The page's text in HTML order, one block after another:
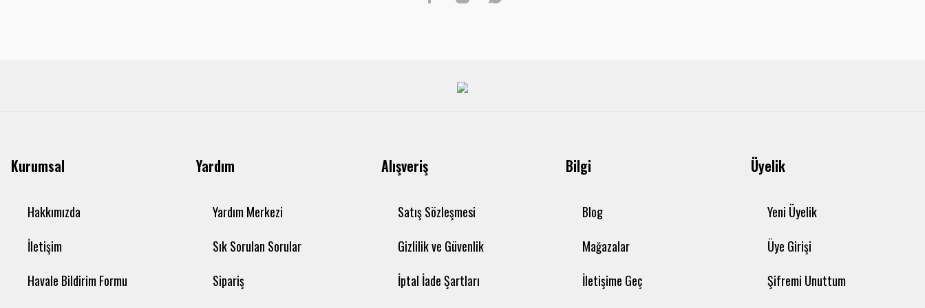
Kurumsal
Hakkımızda
İletişim
Havale Bildirim Formu
Yardım
Yardım Merkezi
Sık Sorulan Sorular
Sipariş
Alışveriş
Satış Sözleşmesi
Gizlilik ve Güvenlik
İptal İade Şartları
Bilgi
Blog
Mağazalar
İletişime Geç
Üyelik
Yeni Üyelik
Üye Girişi
Şifremi Unuttum